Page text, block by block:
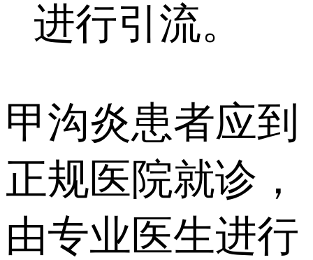
进行引流。
甲沟炎患者应到
正规医院就诊，
由专业医生进行